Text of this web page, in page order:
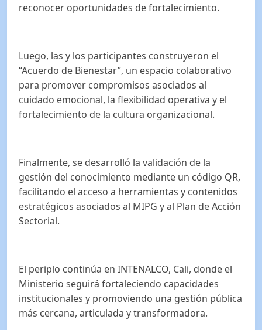
reconocer oportunidades de fortalecimiento.
Luego, las y los participantes construyeron el
“Acuerdo de Bienestar”, un espacio colaborativo
para promover compromisos asociados al
cuidado emocional, la flexibilidad operativa y el
fortalecimiento de la cultura organizacional.
Finalmente, se desarrolló la validación de la
gestión del conocimiento mediante un código QR,
facilitando el acceso a herramientas y contenidos
estratégicos asociados al MIPG y al Plan de Acción
Sectorial.
El periplo continúa en INTENALCO, Cali, donde el
Ministerio seguirá fortaleciendo capacidades
institucionales y promoviendo una gestión pública
más cercana, articulada y transformadora.